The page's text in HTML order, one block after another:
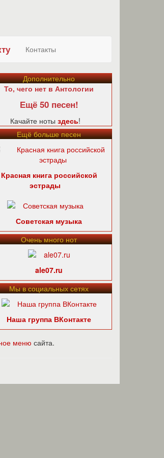
Контакты
Дополнительно
То, чего нет в Антологии
Ещё 50 песен!
Качайте ноты здесь!
Ещё больше песен
Красная книга российской
эстрады
Советская музыка
Очень много нот
ale07.ru
Мы в социальных сетях
Наша группа ВКонтакте
меню сайта.